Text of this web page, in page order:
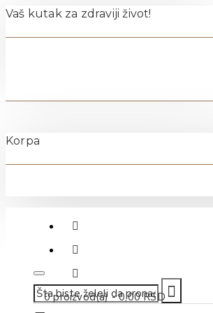
Vaš kutak za zdraviji život!
Korpa
011-40-70-500
0 proizvod(a) - 0,00 RSD